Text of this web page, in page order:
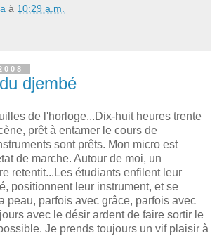
à 10:29 a.m.
djembé
de l'horloge...Dix-huit heures trente
prêt à entamer le cours de
sont prêts. Mon micro est
de marche. Autour de moi, un
retentit...Les étudiants enfilent leur
positionnent leur instrument, et se
peau, parfois avec grâce, parfois avec
avec le désir ardent de faire sortir le
Je prends toujours un vif plaisir à